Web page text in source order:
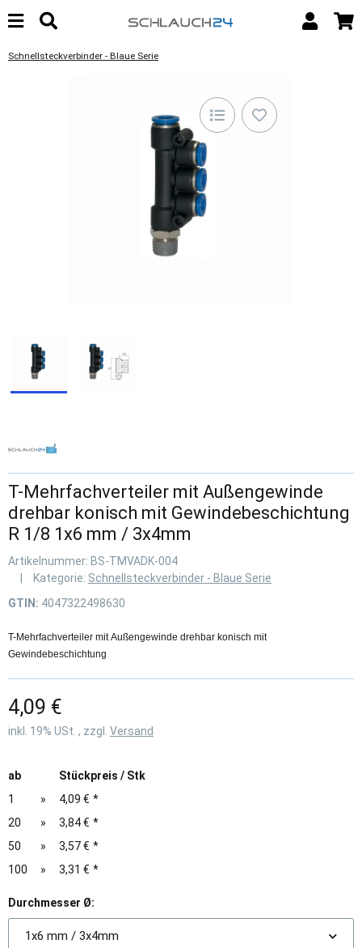
Schnellsteckverbinder - Blaue Serie
T-Mehrfachverteiler mit Außengewinde
drehbar konisch mit Gewindebeschichtung
R 1/8 1x6 mm / 3x4mm
Artikelnummer: BS-TMVADK-004
Kategorie: Schnellsteckverbinder - Blaue Serie
GTIN: 4047322498630
T-Mehrfachverteiler mit Außengewinde drehbar konisch mit
Gewindebeschichtung
4,09 €
inkl. 19% USt. , zzgl. Versand
ab
Stückpreis / Stk
1
» 4,09 € *
20
» 3,84 € *
50
» 3,57 € *
100
» 3,31 € *
Durchmesser Ø:
1x6 mm / 3x4mm